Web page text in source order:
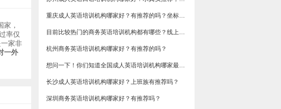
重庆成人英语培训机构哪家好？有推荐的吗？坐标重庆，目前在解放碑一家外贸公司做跟单
目前比较热门的商务英语培训机构都有哪些？线上好吗？还是线下呢？
杭州商务英语培训机构哪家好？有推荐的吗？
想问一下！你们知道全国成人英语培训机构哪家最好吗？收费多少呢？
长沙成人英语培训机构哪家好？上班族有推荐吗？
深圳商务英语培训机构哪家好？有推荐吗？
，
率仅
家非
一外